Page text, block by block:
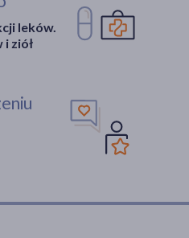
leków.
ziół